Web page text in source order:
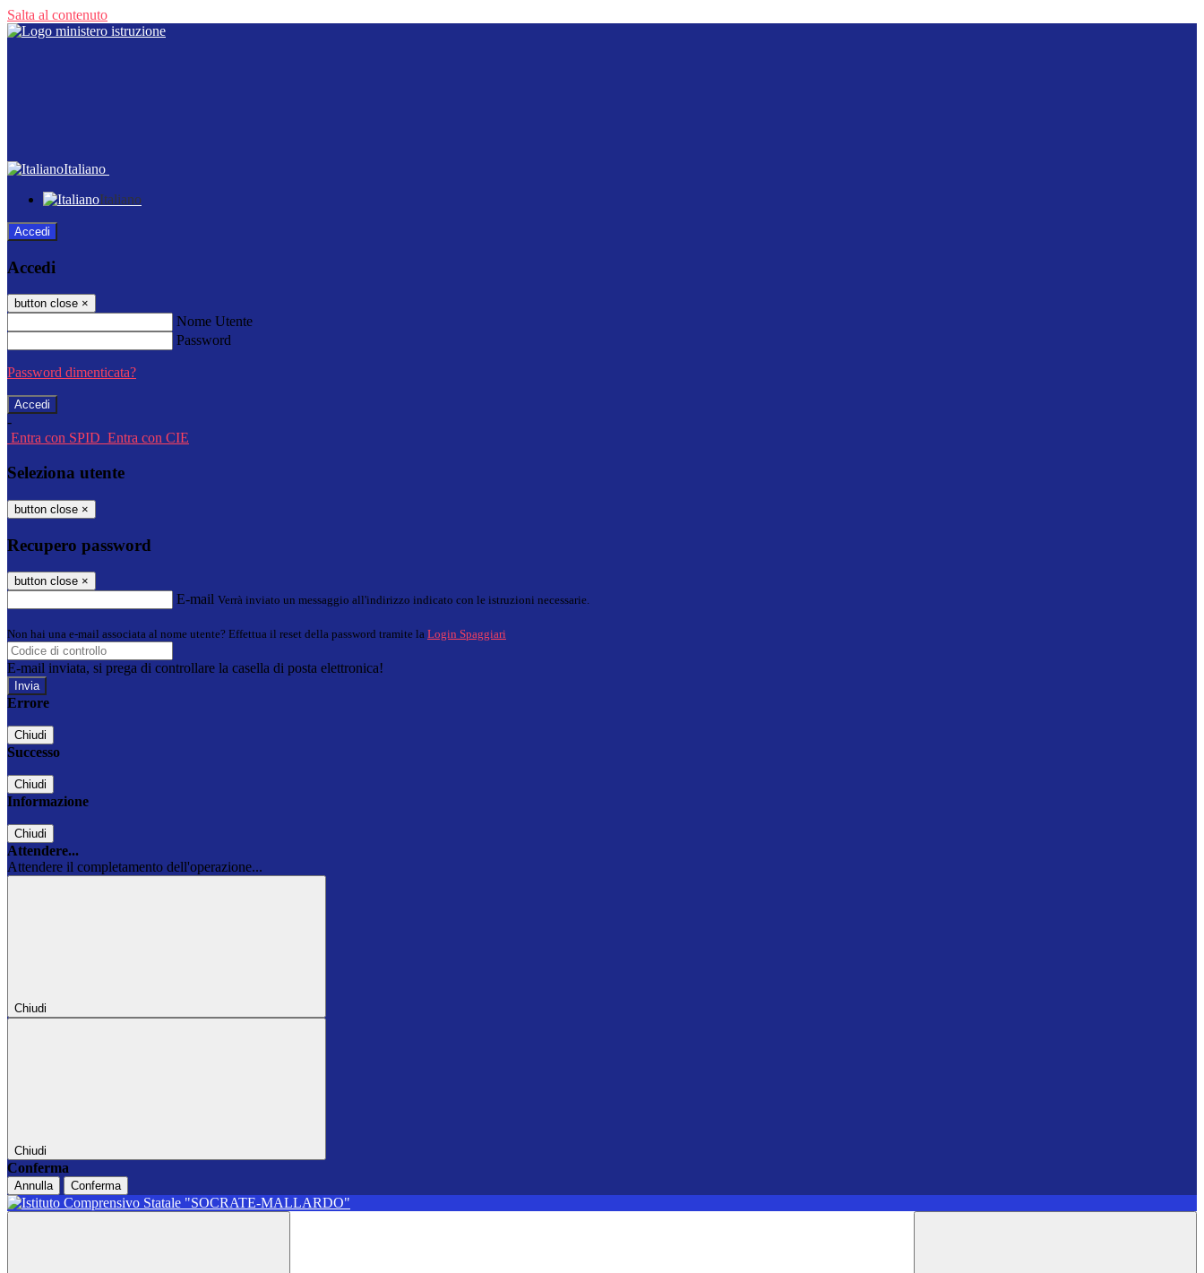
Salta al contenuto
Italiano
Italiano
Accedi
Accedi
button close ×
Nome Utente
Password
Password dimenticata?
-
Entra con SPID Entra con CIE
Seleziona utente
button close ×
Recupero password
button close ×
E-mail Verrà inviato un messaggio all'indirizzo indicato con le istruzioni necessarie.
Non hai una e-mail associata al nome utente? Effettua il reset della password tramite la Login Spaggiari
E-mail inviata, si prega di controllare la casella di posta elettronica!
Errore
Chiudi
Successo
Chiudi
Informazione
Chiudi
Attendere...
Attendere il completamento dell'operazione...
Chiudi
Chiudi
Conferma
Annulla Conferma